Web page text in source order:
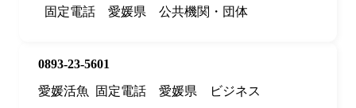
固定電話
愛媛県 公共機関・団体
0893-23-5601
愛媛活魚
固定電話 愛媛県 ビジネス